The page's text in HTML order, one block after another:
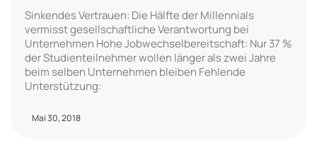
Sinkendes Vertrauen: Die Hälfte der Millennials
vermisst gesellschaftliche Verantwortung bei
Unternehmen Hohe Jobwechselbereitschaft: Nur 37 %
der Studienteilnehmer wollen länger als zwei Jahre
beim selben Unternehmen bleiben Fehlende
Unterstützung:
Mai 30, 2018